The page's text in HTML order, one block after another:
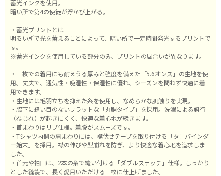
蓄光インクを使用。
暗い所で第4の使徒が浮かび上がる。
・蓄光プリントとは
明るい所で光を蓄えることによって、暗い所で一定時間発光するプリントで
す。
※蓄光インクを使用している部分のみ、プリントの風合いが異なります。
・一枚での着用にも耐えうる厚みと強度を備えた「5.6オンス」の生地を使
用。丈夫で、通気性・吸湿性・保湿性に優れ、シーズンを問わず快適に着
用できます。
・生地には毛羽立ちを抑えた糸を使用し、なめらかな肌触りを実現。
・脇下に縫い目のないフラットな「丸胴タイプ」を採用。洗濯による斜行
（ねじれ）が起きにくく、快適な着心地が続きます。
・首まわりはリブ仕様。着脱がスムーズです。
・Tシャツ内側の肩まわりには、襟伏せテープを取り付ける「タコバインダ
ー始末」を採用。襟の伸びや型崩れを防ぎ、より快適な着心地を追求しま
した。
・首元や袖口は、2本の糸で縫い付ける「ダブルステッチ」仕様。しっかり
とした縫製で、長く愛用いただける一枚に仕上げました。